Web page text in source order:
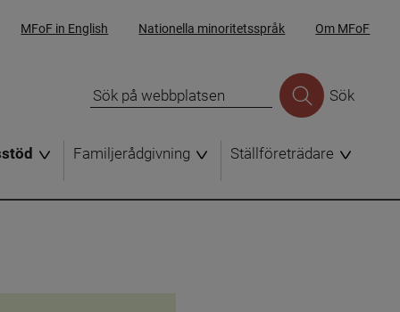
MFoF in English Nationella minoritetsspråk Om MFoF
Sök
Familjerådgivning Ställföreträdare